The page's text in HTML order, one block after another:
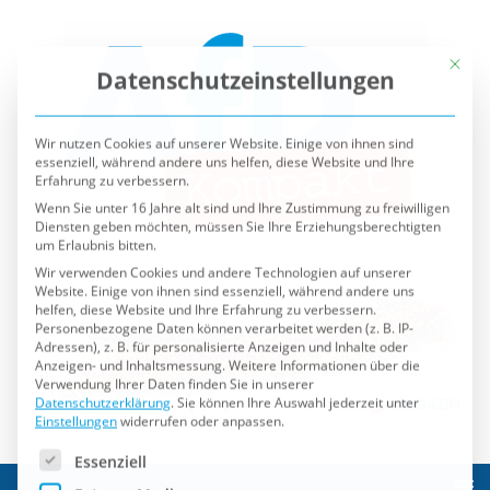
Datenschutzeinstellungen
Wir nutzen Cookies auf unserer Website. Einige von ihnen sind
Erfahrung zu verbessern.
Wenn Sie unter 16 Jahre alt sind und Ihre Zustimmung zu freiwilligen
um Erlaubnis bitten.
Wir verwenden Cookies und andere Technologien auf unserer
helfen, diese Website und Ihre Erfahrung zu verbessern.
Personenbezogene Daten können verarbeitet werden (z. B. IP-
Adressen), z. B. für personalisierte Anzeigen und Inhalte oder
Anzeigen- und Inhaltsmessung.Weitere Informationen über die
Verwendung Ihrer Daten finden Sie in unserer
Datenschutzerklärung.Sie können Ihre Auswahl jederzeit unter
Einstellungenwiderrufen oder anpassen.
Es folgt eine Liste der Service-Gruppen, für die eine
Essenziell
Externe Medien